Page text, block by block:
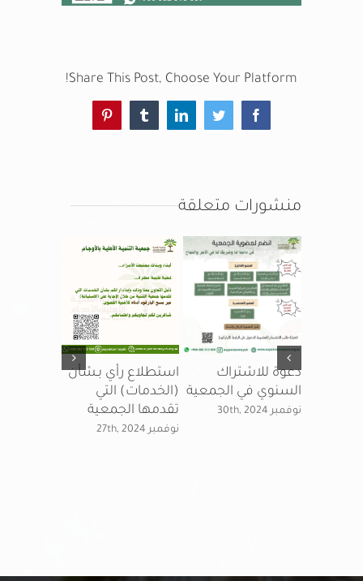
Share This Post, Choose Your Platform!
Facebook
Twitter
LinkedIn
Tumblr
Pinterest
منشورات متعلقة
دعوة للاشتراك
السنوي في الجمعية
نوفمبر 30th, 2024
استطلاع رأي بـشأن
(الخدمات) التي
تقدمها الجمعية
نوفمبر 27th, 2024